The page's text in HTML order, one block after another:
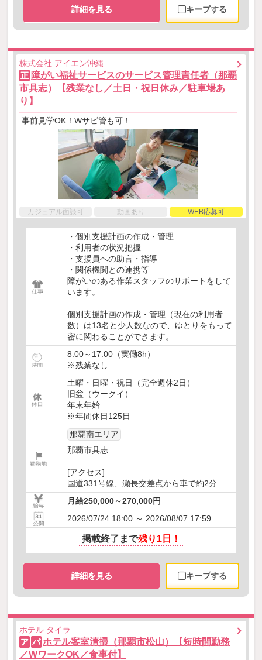
詳細を見る キープする
株式会社 アイエン沖縄
正 障がい福祉サービスのサービス管理責任者（那覇
市具志）【残業なし／土日・祝日休み／駐車場あ
り】
事前見学OK！Wサビ管も可！
カジュアル面談可 動画あり WEB応募可
・個別支援計画の作成・管理
・利用者の状況把握
・支援員への助言・指導
・関係機関との連携等
障がいのある作業スタッフのサポートをして
います。
個別支援計画の作成・管理（現在の利用者
数）は13名と少人数なので、ゆとりをもって
密に関わることができます。
8:00～17:00（実働8h）
※残業なし
土曜・日曜・祝日（完全週休2日）
旧盆（ウークイ）
年末年始
※年間休日125日
那覇南エリア
那覇市具志
[アクセス]
国道331号線、瀬長交差点から車で約2分
月給250,000～270,000円
2026/07/24 18:00 ～ 2026/08/07 17:59
掲載終了まで残り1日！
詳細を見る キープする
ホテル タイラ
ア パ ホテル客室清掃（那覇市松山）【短時間勤務
／WワークOK／食事付】